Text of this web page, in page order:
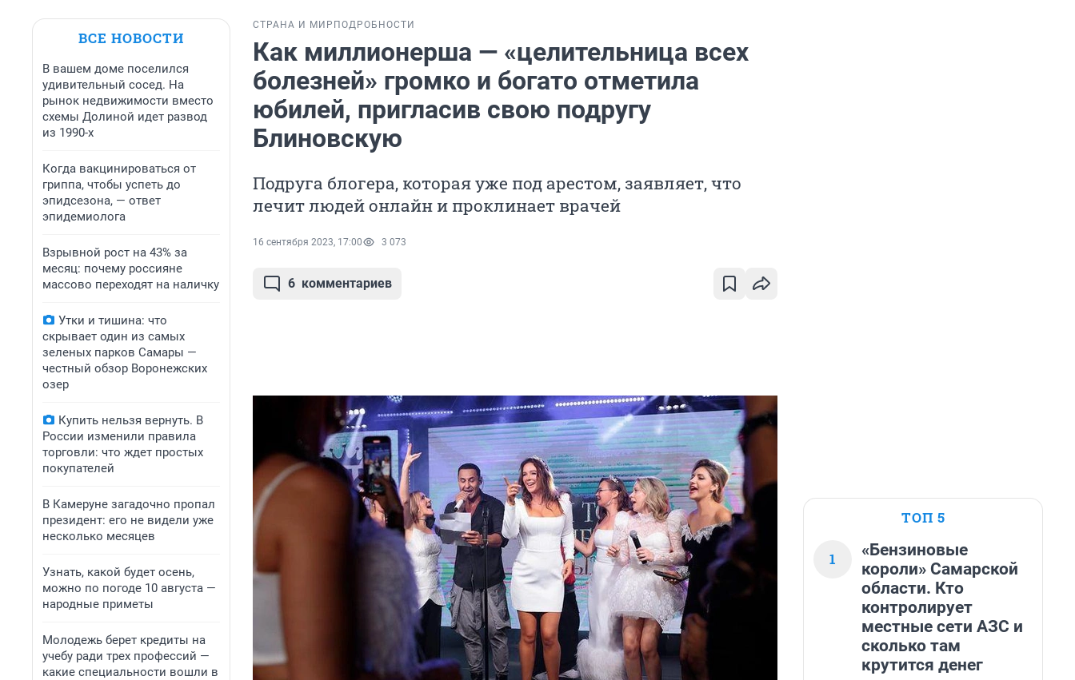
ВСЕ НОВОСТИ
В вашем доме поселился
удивительный сосед. На
рынок недвижимости вместо
схемы Долиной идет развод
из 1990-х
Когда вакцинироваться от
гриппа, чтобы успеть до
эпидсезона, — ответ
эпидемиолога
Взрывной рост на 43% за
месяц: почему россияне
массово переходят на наличку
Утки и тишина: что
скрывает один из самых
зеленых парков Самары —
честный обзор Воронежских
озер
Купить нельзя вернуть. В
России изменили правила
торговли: что ждет простых
покупателей
В Камеруне загадочно пропал
президент: его не видели уже
несколько месяцев
Узнать, какой будет осень,
можно по погоде 10 августа —
народные приметы
Молодежь берет кредиты на
учебу ради трех профессий —
какие специальности вошли в
СТРАНА И МИР ПОДРОБНОСТИ
Как миллионерша — «целительница всех
болезней» громко и богато отметила
юбилей, пригласив свою подругу
Блиновскую
Подруга блогера, которая уже под арестом, заявляет, что
лечит людей онлайн и проклинает врачей
16 сентября 2023, 17:00 3 073
6 комментариев
ТОП 5
1
«Бензиновые
короли» Самарской
области. Кто
контролирует
местные сети АЗС и
сколько там
крутится денег